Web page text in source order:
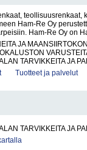
teollisuusrenkaat,
Ham-Re Oy
Ham-Re Oy on
JA
TARVIKKEITA JA
Tuotteet ja palvelut
TARVIKKEITA JA